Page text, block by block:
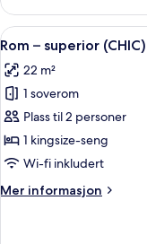
–
deluxe
(DE
Åpne
alle
bildene
av
Rom
–
superior
9
Rom – superior (CHIC)
22 m²
1 soverom
Plass til 2 personer
1 kingsize-seng
Wi-fi inkludert
Mer informasjon
Mer